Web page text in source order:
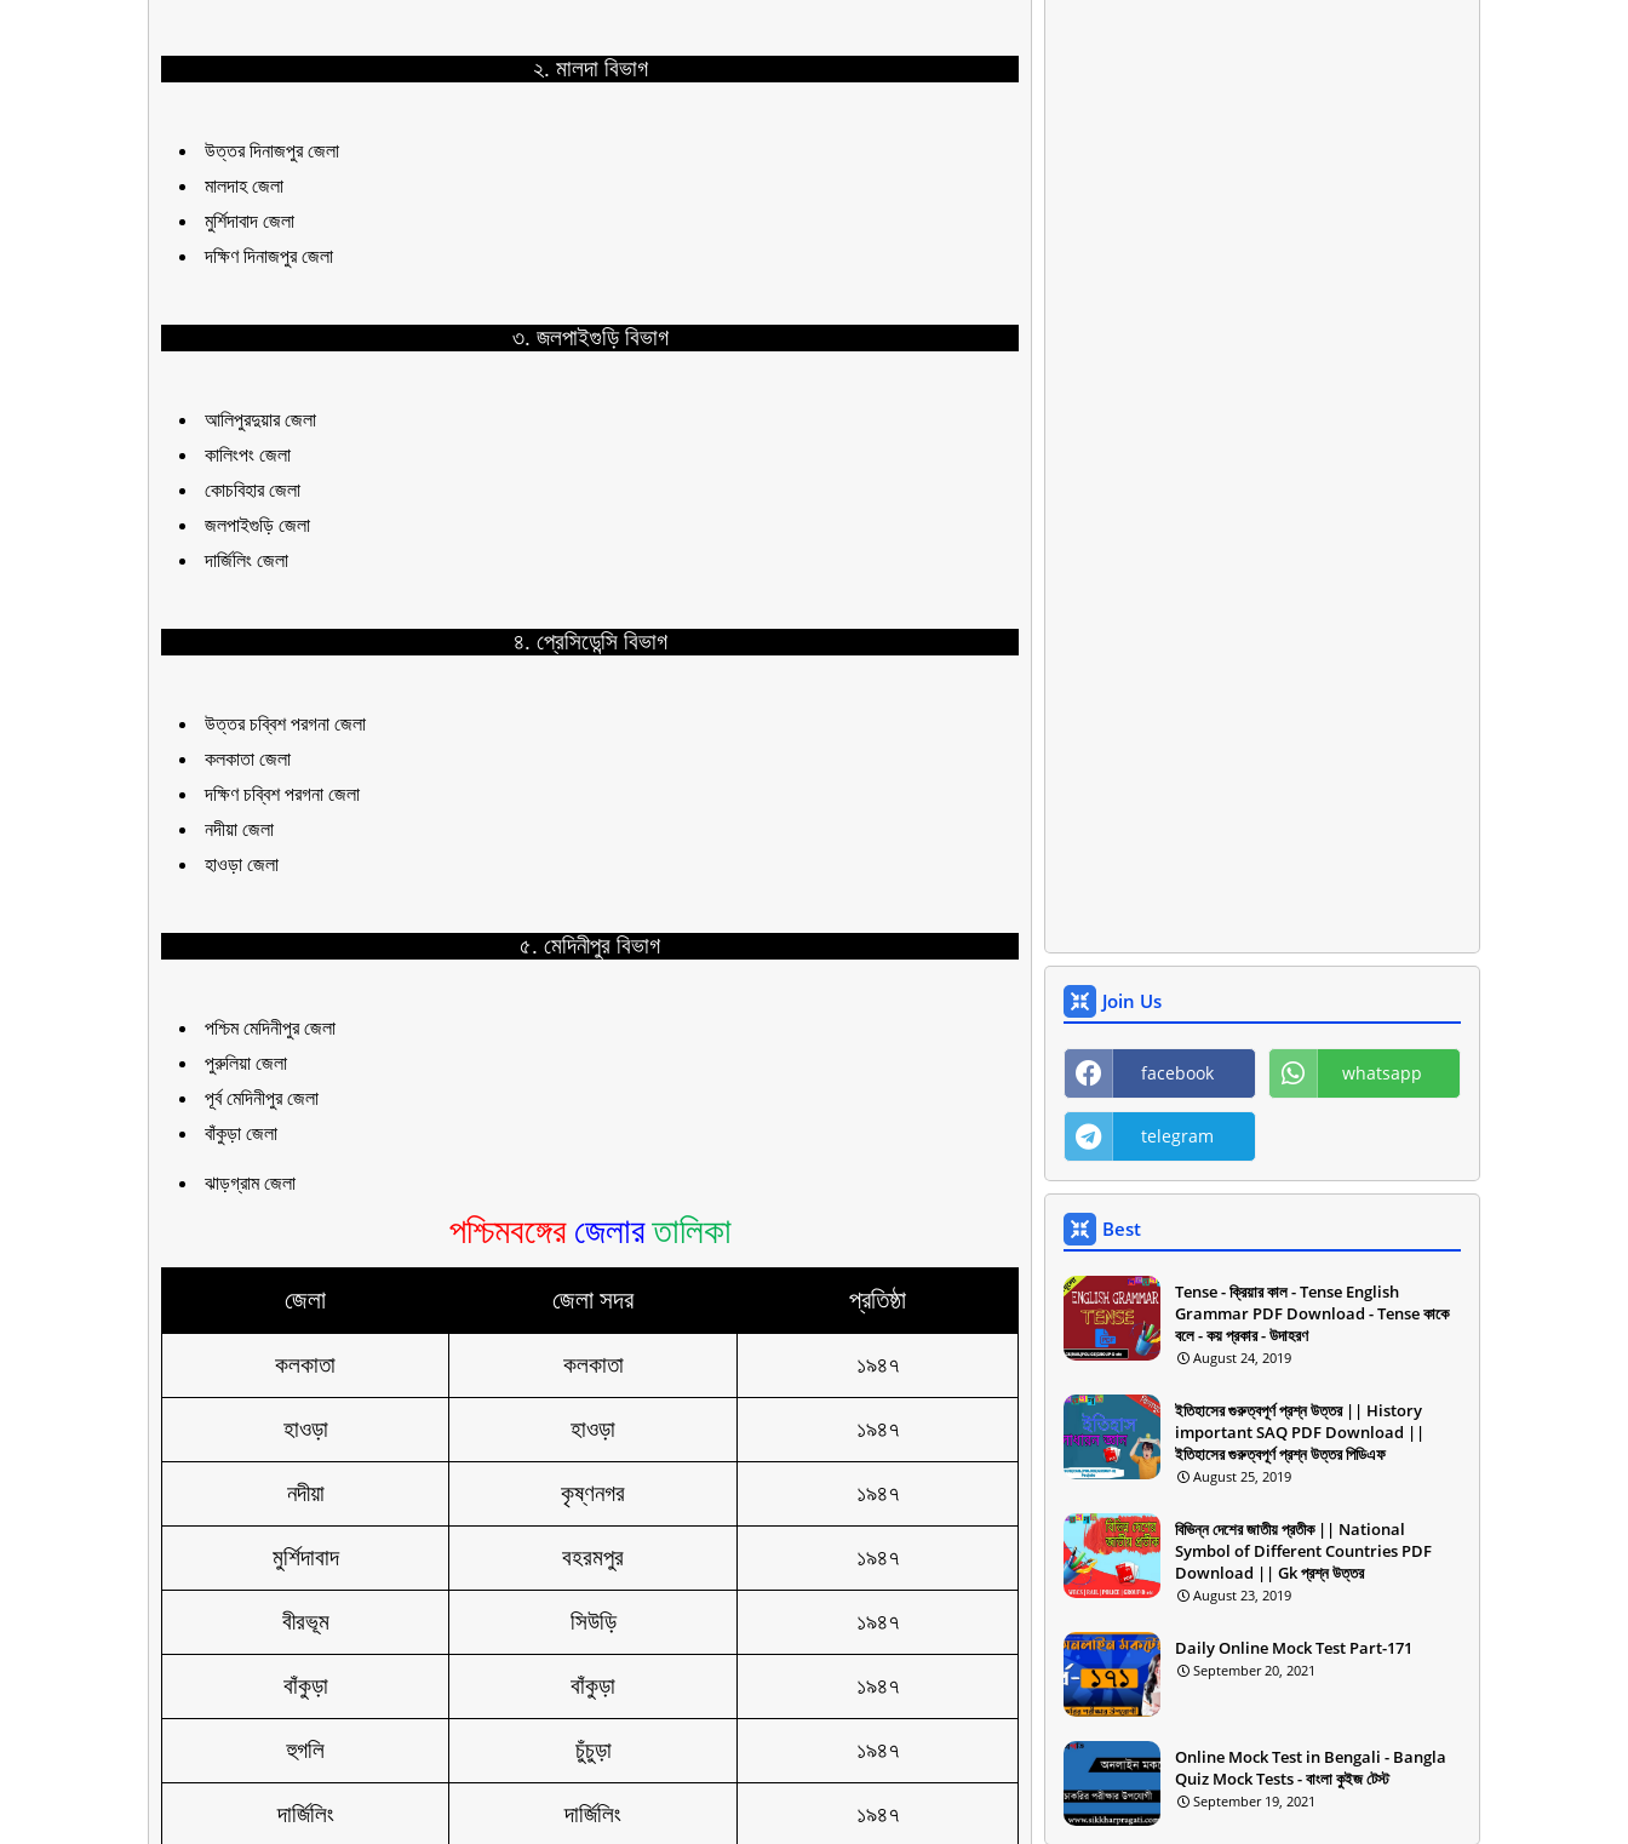
২. মালদা বিভাগ
উত্তর দিনাজপুর জেলা
মালদাহ জেলা
মুর্শিদাবাদ জেলা
দক্ষিণ দিনাজপুর জেলা
৩. জলপাইগুড়ি বিভাগ
আলিপুরদুয়ার জেলা
কালিংপং জেলা
কোচবিহার জেলা
জলপাইগুড়ি জেলা
দার্জিলিং জেলা
৪. প্রেসিডেন্সি বিভাগ
উত্তর চব্বিশ পরগনা জেলা
কলকাতা জেলা
দক্ষিণ চব্বিশ পরগনা জেলা
নদীয়া জেলা
হাওড়া জেলা
৫. মেদিনীপুর বিভাগ
পশ্চিম মেদিনীপুর জেলা
পুরুলিয়া জেলা
পূর্ব মেদিনীপুর জেলা
বাঁকুড়া জেলা
ঝাড়গ্রাম জেলা
পশ্চিমবঙ্গেরজেলার তালিকা
জেলা জেলা সদর প্রতিষ্ঠা
কলকাতা কলকাতা ১৯৪৭
হাওড়া হাওড়া ১৯৪৭
নদীয়া কৃষ্ণনগর ১৯৪৭
মুর্শিদাবাদ বহরমপুর ১৯৪৭
বীরভূম সিউড়ি ১৯৪৭
বাঁকুড়া বাঁকুড়া ১৯৪৭
হুগলি চুঁচুড়া ১৯৪৭
দার্জিলিং দার্জিলিং ১৯৪৭
Join Us
facebook whatsapp
telegram
Best
Tense - ক্রিয়ার কাল - Tense English
Grammar PDF Download - Tense কাকে
বলে - কয় প্রকার - উদাহরণ
August 24, 2019
ইতিহাসের গুরুত্বপূর্ণ প্রশ্ন উত্তর || History
important SAQ PDF Download ||
ইতিহাসের গুরুত্বপূর্ণ প্রশ্ন উত্তর পিডিএফ
August 25, 2019
বিভিন্ন দেশের জাতীয় প্রতীক || National
Symbol of Different Countries PDF
Download || Gk প্রশ্ন উত্তর
August 23, 2019
Daily Online Mock Test Part-171
September 20, 2021
Online Mock Test in Bengali - Bangla
Quiz Mock Tests - বাংলা কুইজ টেস্ট
September 19, 2021